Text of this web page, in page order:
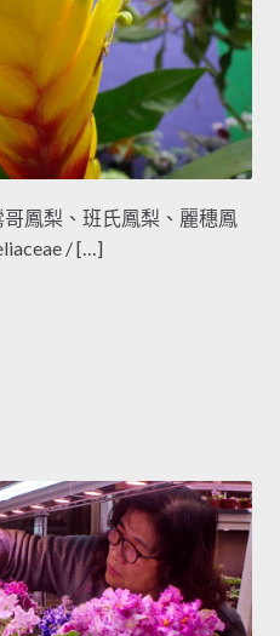
鳳梨、班氏鳳梨、麗穗鳳
/ […]